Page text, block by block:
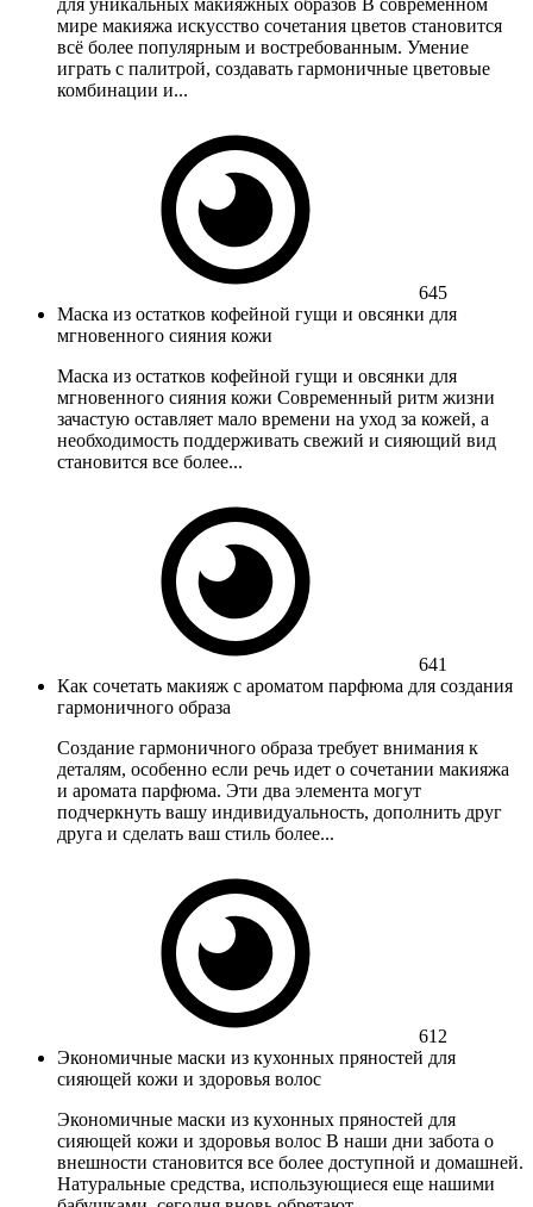
для уникальных макияжных образов В современном
мире макияжа искусство сочетания цветов становится
всё более популярным и востребованным. Умение
играть с палитрой, создавать гармоничные цветовые
комбинации и...
645
Маска из остатков кофейной гущи и овсянки для
мгновенного сияния кожи
Маска из остатков кофейной гущи и овсянки для
мгновенного сияния кожи Современный ритм жизни
зачастую оставляет мало времени на уход за кожей, а
необходимость поддерживать свежий и сияющий вид
становится все более...
641
Как сочетать макияж с ароматом парфюма для создания
гармоничного образа
Создание гармоничного образа требует внимания к
деталям, особенно если речь идет о сочетании макияжа
и аромата парфюма. Эти два элемента могут
подчеркнуть вашу индивидуальность, дополнить друг
друга и сделать ваш стиль более...
612
Экономичные маски из кухонных пряностей для
сияющей кожи и здоровья волос
Экономичные маски из кухонных пряностей для
сияющей кожи и здоровья волос В наши дни забота о
внешности становится все более доступной и домашней.
Натуральные средства, использующиеся еще нашими